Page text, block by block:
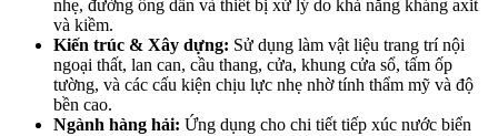
nhẹ, đường ống dẫn và thiết bị xử lý do khả năng kháng axit
và kiềm.
Kiến trúc & Xây dựng: Sử dụng làm vật liệu trang trí nội
ngoại thất, lan can, cầu thang, cửa, khung cửa sổ, tấm ốp
tường, và các cấu kiện chịu lực nhẹ nhờ tính thẩm mỹ và độ
bền cao.
Ngành hàng hải: Ứng dụng cho chi tiết tiếp xúc nước biển